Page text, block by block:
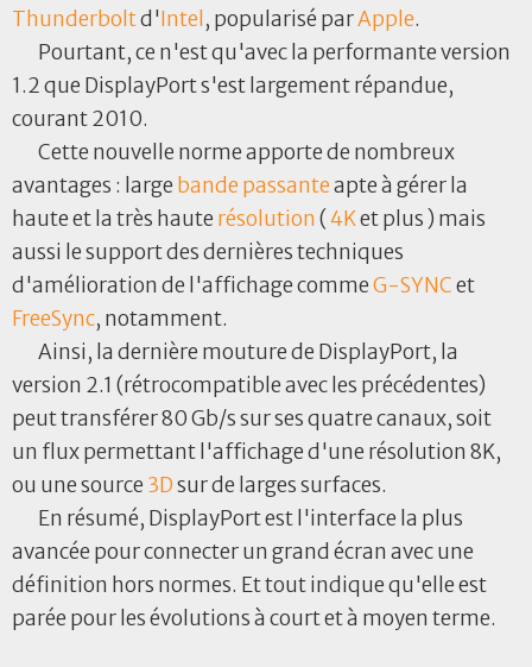
Thunderboltd'Intel , popularisé parApple.
Pourtant, ce n'est qu'avec la performante version
1.2 que DisplayPort s'est largement répandue,
courant 2010.
Cette nouvelle norme apporte de nombreux
avantages : large bande passanteapte à gérer la
haute et la très haute résolution(4Ket plus ) mais
aussi le support des dernières techniques
d'amélioration de l'affichage commeG-SYNCet
FreeSync, notamment.
Ainsi, la dernière mouture de DisplayPort, la
version 2.1 (rétrocompatible avec les précédentes)
peut transférer 80 Gb/s sur ses quatre canaux, soit
un flux permettant l'affichage d'une résolution 8K,
ou une source 3Dsur de larges surfaces.
En résumé, DisplayPort est l'interface la plus
avancée pour connecter un grand écran avec une
définition hors normes. Et tout indique qu'elle est
parée pour les évolutions à court et à moyen terme.